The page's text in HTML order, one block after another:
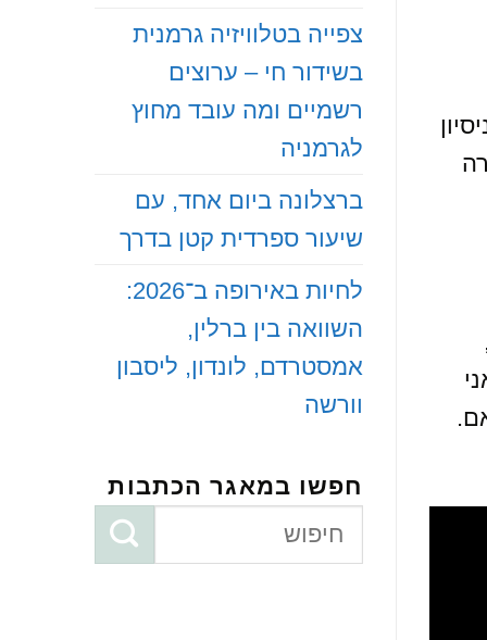
ניסיון
‏צפייה בטלוויזיה גרמנית
בשידור חי – ערוצים
רשמיים ומה עובד מחוץ
לגרמניה
‏ברצלונה ביום אחד, עם
שיעור ספרדית קטן בדרך
‏לחיות באירופה ב־2026:
השוואה בין ברלין,
אמסטרדם, לונדון, ליסבון
וורשה
חפשו במאגר הכתבות